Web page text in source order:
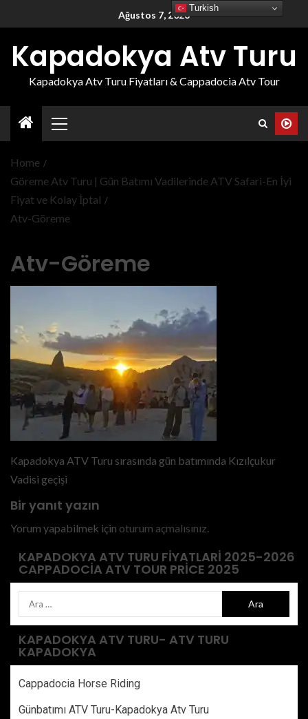
Ağustos 7, 2026
Kapadokya Atv Turu
Kapadokya Atv Turu Fiyatları & Cappadocia Atv Tour
Home
Göreme Atv Turu | Gün Batımı Vadilerinde ATV Safari-En İyi
Fiyat ve Kolay İptal
Atv-Göreme
Atv-Göreme
Kapadokya ATV Turu sırasında gün batımında Kızılçukur
Vadisi geçişi
Bir yanıt yazın
Yorum yapabilmek için oturum açmalısınız.
KAPADOKYA ATV TURU FIYATLARI 2025-2026
CAPPADOCIA ATV TOUR PRICE 2025
KAPADOKYA ATV TURU- ATV TURU
KAPADOKYA
Cappadocia Horse Riding
Günbatımı ATV Turu-Kapadokya Atv Turu
Turkish